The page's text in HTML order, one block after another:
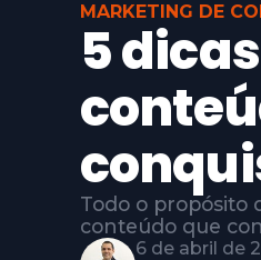
MARKETING DE
5
Todo o propósito
conteúdo que
6 de abril de